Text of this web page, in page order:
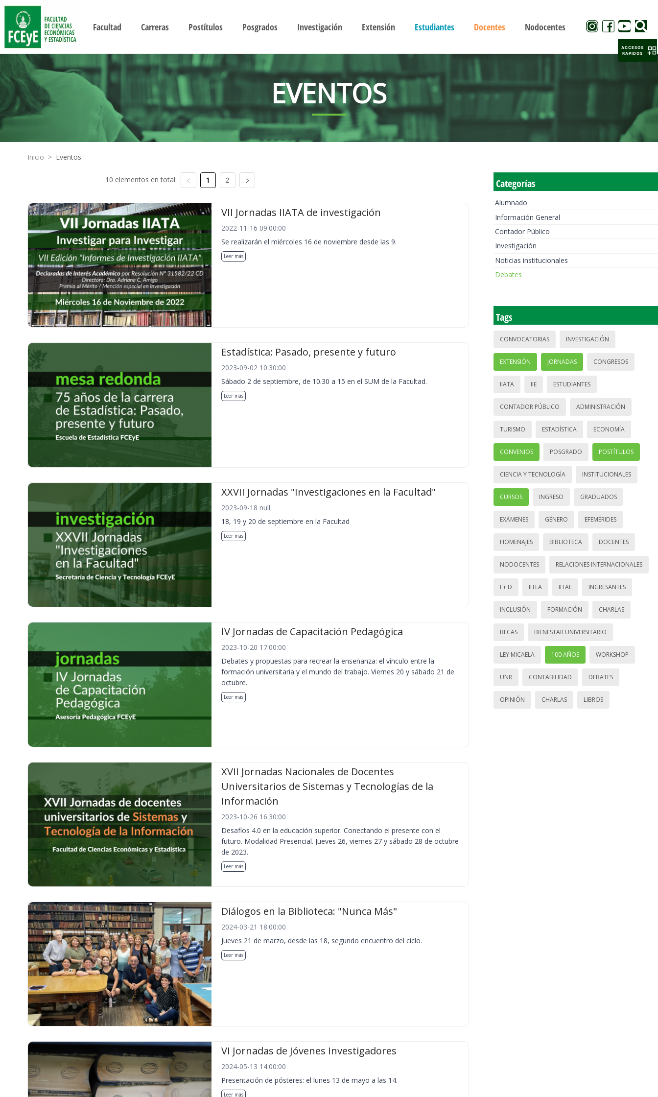
Facultad Carreras Postítulos Posgrados Investigación Extensión Estudiantes Docentes Nodocentes
EVENTOS
Inicio > Eventos
10 elementos en total: 1 2
VII Jornadas IIATA de investigación
2022-11-16 09:00:00
Se realizarán el miércoles 16 de noviembre desde las 9.
Leer más
Estadística: Pasado, presente y futuro
2023-09-02 10:30:00
Sábado 2 de septiembre, de 10.30 a 15 en el SUM de la Facultad.
Leer más
XXVII Jornadas "Investigaciones en la Facultad"
2023-09-18 null
18, 19 y 20 de septiembre en la Facultad
Leer más
IV Jornadas de Capacitación Pedagógica
2023-10-20 17:00:00
Debates y propuestas para recrear la enseñanza: el vínculo entre la
formación universitaria y el mundo del trabajo. Viernes 20 y sábado 21 de
octubre.
Leer más
XVII Jornadas Nacionales de Docentes
Universitarios de Sistemas y Tecnologías de la
Información
2023-10-26 16:30:00
Desafíos 4.0 en la educación superior. Conectando el presente con el
futuro. Modalidad Presencial. Jueves 26, viernes 27 y sábado 28 de octubre
de 2023.
Leer más
Diálogos en la Biblioteca: "Nunca Más"
2024-03-21 18:00:00
Jueves 21 de marzo, desde las 18, segundo encuentro del ciclo.
Leer más
VI Jornadas de Jóvenes Investigadores
2024-05-13 14:00:00
Presentación de pósteres: el lunes 13 de mayo a las 14.
Leer más
Categorías
Alumnado
Información General
Contador Público
Investigación
Noticias institucionales
Debates
Tags
CONVOCATORIAS INVESTIGACIÓN
EXTENSIÓN JORNADAS CONGRESOS
IIATA IIE ESTUDIANTES
CONTADOR PÚBLICO ADMINISTRACIÓN
TURISMO ESTADÍSTICA ECONOMÍA
CONVENIOS POSGRADO POSTÍTULOS
CIENCIA Y TECNOLOGÍA INSTITUCIONALES
CURSOS INGRESO GRADUADOS
EXÁMENES GÉNERO EFEMÉRIDES
HOMENAJES BIBLIOTECA DOCENTES
NODOCENTES RELACIONES INTERNACIONALES
I + D IITEA IITAE INGRESANTES
INCLUSIÓN FORMACIÓN CHARLAS
BECAS BIENESTAR UNIVERSITARIO
LEY MICAELA 100 AÑOS WORKSHOP
UNR CONTABILIDAD DEBATES
OPINIÓN CHARLAS LIBROS
ACCESOS
RAPIDOS